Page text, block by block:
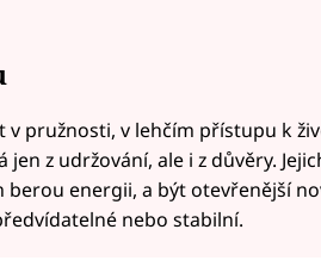
v pružnosti, v lehčím přístupu k
z udržování, ale i z důvěry.
energii, a být otevřenější
nebo stabilní.